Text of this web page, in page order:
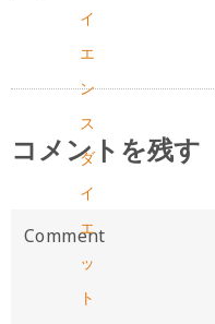
イ
エ
ン
ス
ダ
イ
エ
ッ
ト
コメントを残す